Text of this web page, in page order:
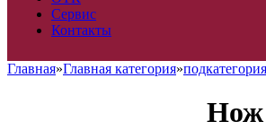
Сервис
Контакты
Главная»Главная категория»подкатегория
Нож